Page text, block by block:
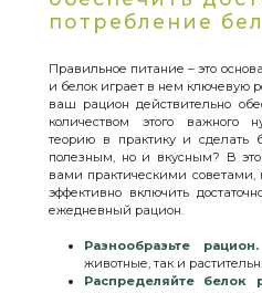
потребление
Правильное питание – это
и белок играет в нем ключевую
ваш рацион действительно
количеством этого важного
теорию в практику и сделать
полезным, но и вкусным? В
вами практическими советами,
эффективно включить
ежедневный рацион.
Разнообразьте рацион.
животные, так и
Распределяйте белок